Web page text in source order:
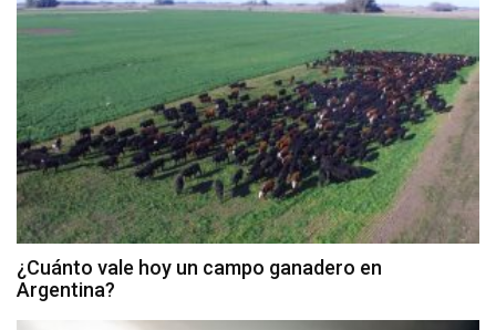
¿Cuánto vale hoy un campo ganadero en
Argentina?